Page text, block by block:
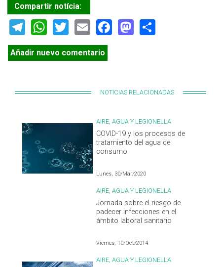
Compartir notícia:
Telegram
WhatsApp
TwitterEmailFacebook
Mastodon
Añadir nuevo comentario
NOTICIAS RELACIONADAS
AIRE, AGUA Y LEGIONELLA
COVID-19 y los procesos de
tratamiento del agua de
consumo
Lunes, 30/Mar/2020
AIRE, AGUA Y LEGIONELLA
Jornada sobre el riesgo de
padecer infecciones en el
ámbito laboral sanitario
Viernes, 10/Oct/2014
AIRE, AGUA Y LEGIONELLA